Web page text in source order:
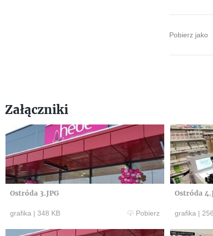
Pobierz jako
Załączniki
Ostróda 3.JPG
grafika | 348 KB Pobierz
Ostróda
grafika |